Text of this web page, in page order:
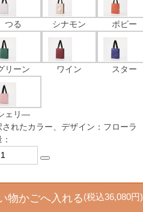
つる シナモン ポピー
リーン ワイン スター
ェリ―
されたカラー、デザイン：フローラ
物かごへ入れる(税込36,080円)